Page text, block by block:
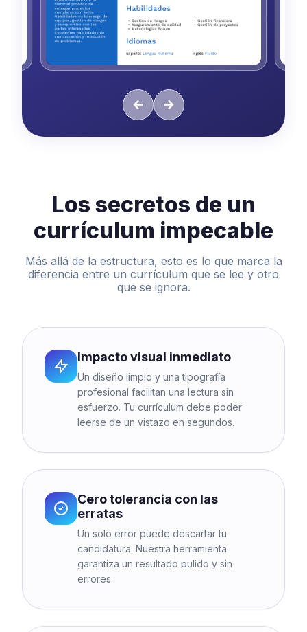
Los secretos de un
currículum impecable
Más allá de la estructura, esto es lo que marca la
diferencia entre un currículum que se lee y otro
que se ignora.
Impacto visual inmediato
Un diseño limpio y una tipografía
profesional facilitan una lectura sin
esfuerzo. Tu currículum debe poder
leerse de un vistazo en segundos.
Cero tolerancia con las
erratas
Un solo error puede descartar tu
candidatura. Nuestra herramienta
garantiza un resultado pulido y sin
errores.